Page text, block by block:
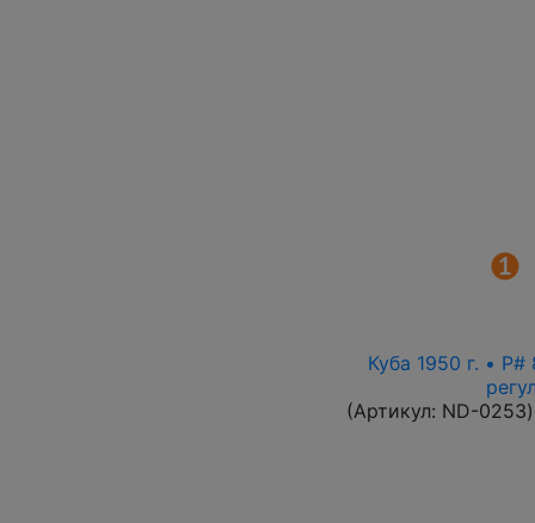
Куба 1950 г. •
(Артикул: ND-0253)